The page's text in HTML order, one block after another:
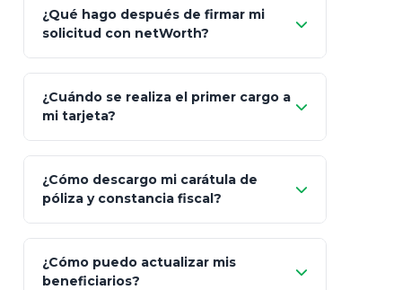
App Store (iOS) Google Play
Bienvenida
"¿Aún no tienes cuenta?
Regístrate"
¿Qué hago después de firmar mi
solicitud con netWorth?
¿Cuándo se realiza el primer cargo a
mi tarjeta?
¿Cómo descargo mi carátula de
póliza y constancia fiscal?
"Mis Pólizas" > "Documentos"
¿Cómo puedo actualizar mis
beneficiarios?